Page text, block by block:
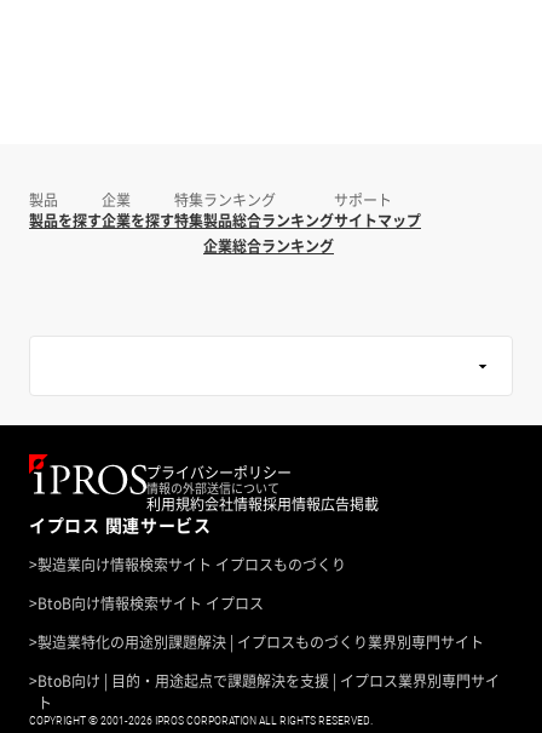
製品
製品を探す
企業
企業を探す
特集
特集
ランキング
製品総合ランキング
企業総合ランキング
サポート
サイトマップ
プライバシーポリシー
情報の外部送信について
利用規約会社情報採用情報広告掲載
イプロス 関連サービス
>製造業向け情報検索サイト イプロスものづくり
>BtoB向け情報検索サイト イプロス
>製造業特化の用途別課題解決 | イプロスものづくり業界別専門サイト
>BtoB向け | 目的・用途起点で課題解決を支援 | イプロス業界別専門サイ
ト
COPYRIGHT © 2001-2026 IPROS CORPORATION ALL RIGHTS RESERVED.